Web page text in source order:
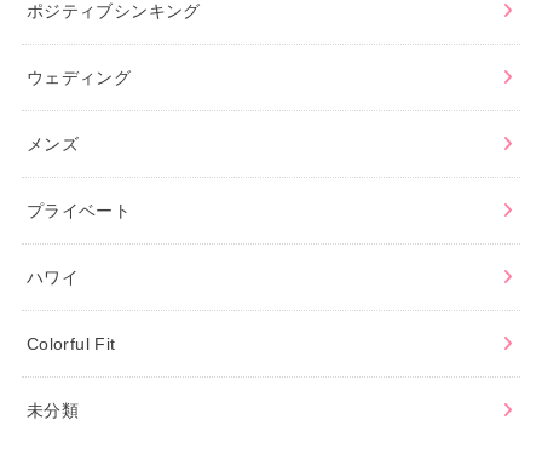
ポジティブシンキング
ウェディング
メンズ
プライベート
ハワイ
Colorful Fit
未分類